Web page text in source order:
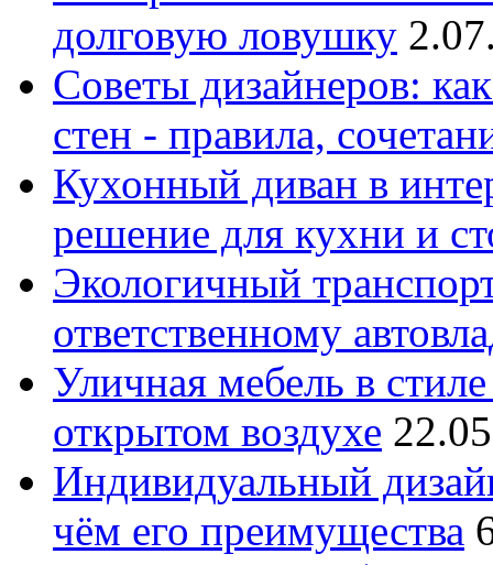
долговую ловушку
Советы дизайнеров:
стен - правила,
Кухонный диван в
решение для кухни и
Экологичный
ответственному
Уличная мебель в
открытом воздухе
Индивидуальный
чём его преимущества